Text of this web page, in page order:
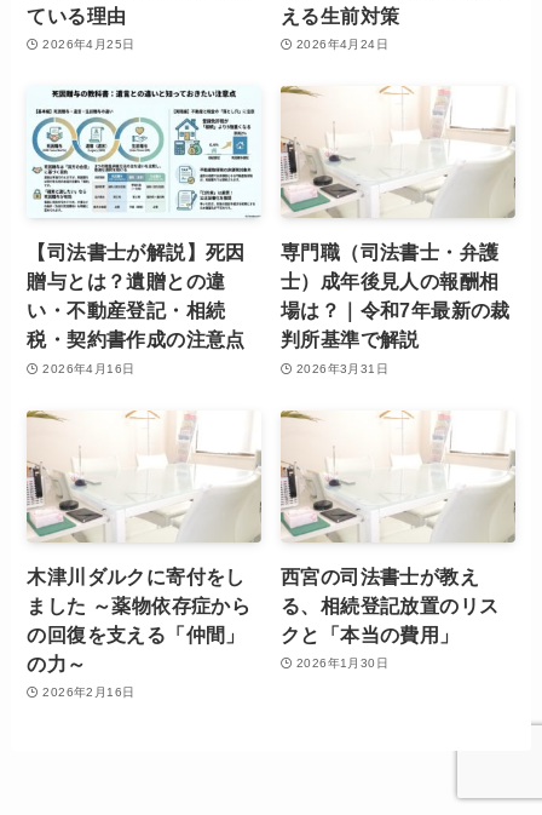
ている理由
2026年4月25日
える生前対策
2026年4月24日
【司法書士が解説】死因
贈与とは？遺贈との違
い・不動産登記・相続
税・契約書作成の注意点
2026年4月16日
専門職（司法書士・弁護
士）成年後見人の報酬相
場は？｜令和7年最新の裁
判所基準で解説
2026年3月31日
木津川ダルクに寄付をし
ました ～薬物依存症から
の回復を支える「仲間」
の力～
2026年2月16日
西宮の司法書士が教え
る、相続登記放置のリス
クと「本当の費用」
2026年1月30日